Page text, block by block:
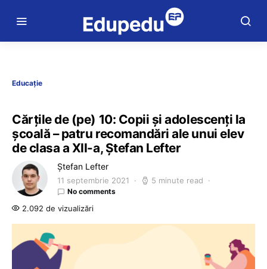
Educație
Cărțile de (pe) 10: Copii și adolescenți la
școală – patru recomandări ale unui elev
de clasa a XII-a, Ștefan Lefter
Ștefan Lefter
11 septembrie 2021 5 minute read
No comments
2.092 de vizualizări